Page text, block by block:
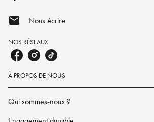
mail Nous écrire
NOS RÉSEAUX
À PROPOS DE NOUS
Qui sommes-nous ?